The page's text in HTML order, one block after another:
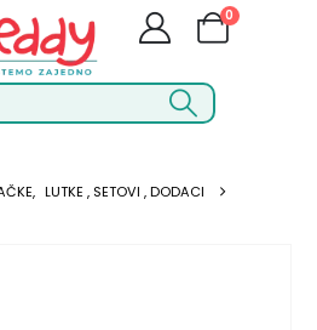
0
, LUTKE , SETOVI , DODACI